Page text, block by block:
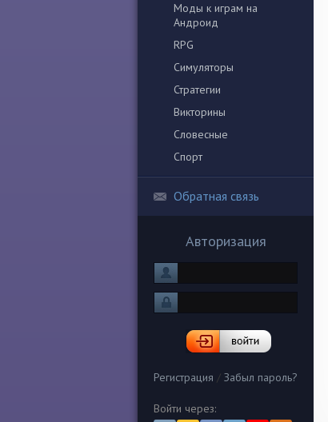
Моды к играм на
Андроид
RPG
Симуляторы
Стратегии
Викторины
Словесные
Спорт
Обратная связь
Авторизация
Регистрация / Забыл пароль?
Войти через: